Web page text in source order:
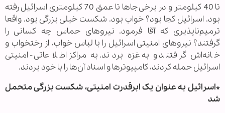
تا 40 کیلومتر و در برخی جاها تا عمق 70 کیلومتری اسرائیل رفته
بود. اسرائیل کجا بود؟ خواب بود. شکست خیلی بزرگی بود. واقعا
ترمیم‌ناپذیری که آقا فرمود. نیروهای حماس چه کسانی را
گرفتند؟ نیروهای امنیتی اسرائیل را با لباس خواب، از رختخواب و
خانه‌اش گرفتند و به غزه بردند. به مراکز اطلاعاتی - امنیتی
اسرائیل حمله کردند، کامپیوترها و اسناد آن‌ها را با خود بردند.
*اسرائیل به عنوان یک ابرقدرت امنیتی، شکست بزرگی متحمل
شد